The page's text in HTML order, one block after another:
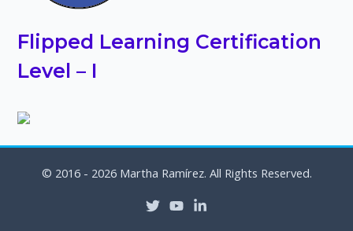
Flipped Learning Certification
Level – I
© 2016 - 2026 Martha Ramírez. All Rights Reserved.